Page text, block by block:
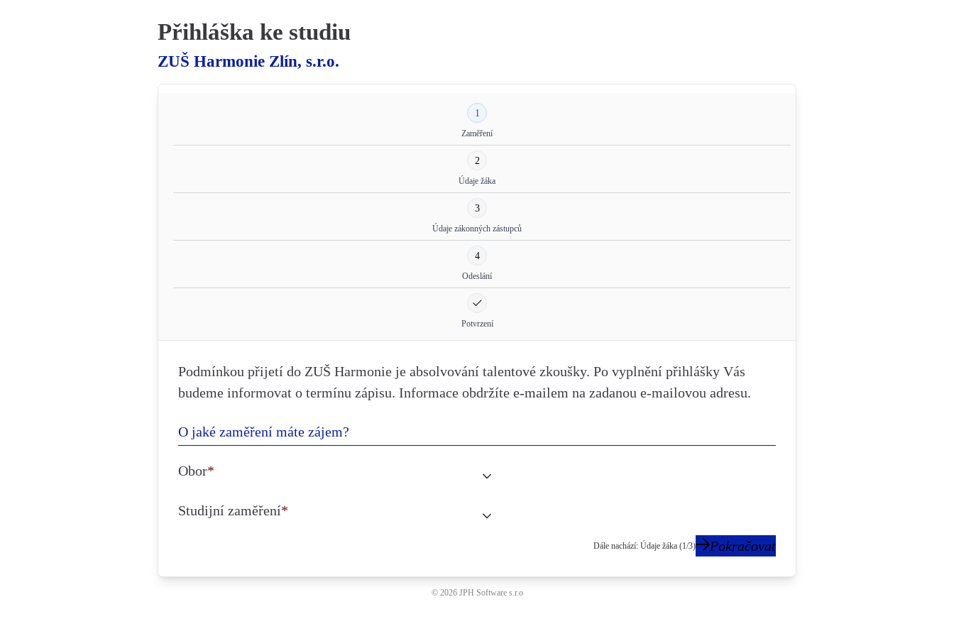
Přihláška ke studiu
ZUŠ Harmonie Zlín, s.r.o.
1
Zaměření
2
Údaje žáka
3
Údaje zákonných zástupců
4
Odeslání
Potvrzení
Podmínkou přijetí do ZUŠ Harmonie je absolvování talentové zkoušky. Po vyplnění přihlášky Vás
budeme informovat o termínu zápisu. Informace obdržíte e-mailem na zadanou e-mailovou adresu.
O jaké zaměření máte zájem?
Obor*
Studijní zaměření*
Dále nachází: Údaje žáka (1/3) Pokračovat
© 2026 JPH Software s.r.o